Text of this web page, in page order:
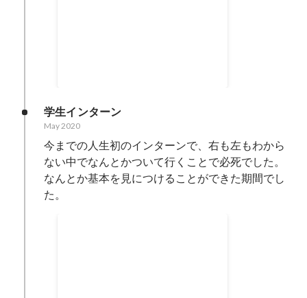
学生インターン
May 2020
今までの人生初のインターンで、右も左もわから
ない中でなんとかついて行くことで必死でした。
なんとか基本を見につけることができた期間でし
た。